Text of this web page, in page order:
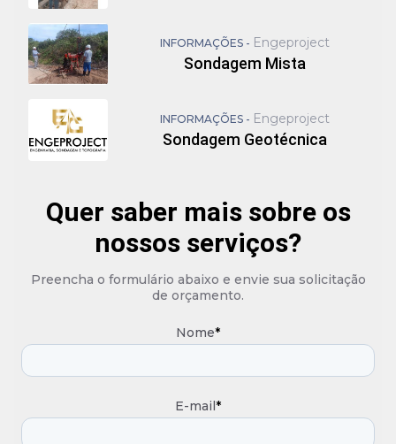
INFORMAÇÕES - Engeproject
Sondagem Mista
INFORMAÇÕES - Engeproject
Sondagem Geotécnica
Quer saber mais sobre os
nossos serviços?
Preencha o formulário abaixo e envie sua solicitação
de orçamento.
Nome*
E-mail*